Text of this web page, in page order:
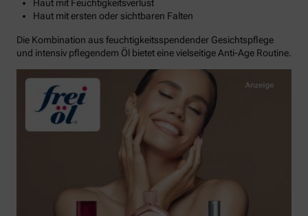
Haut mit Feuchtigkeitsverlust
Haut mit ersten oder sichtbaren Falten
Die Kombination aus feuchtigkeitsspendender Gesichtspflege
und intensiv pflegendem Öl bietet eine vielseitige Anti-Age Routine.